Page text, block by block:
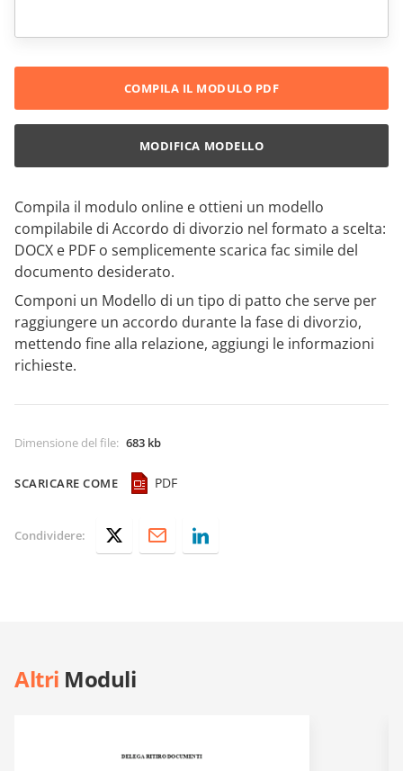
Compila il modulo online e ottieni un modello
compilabile di Accordo di divorzio nel formato a scelta:
DOCX e PDF o semplicemente scarica fac simile del
documento desiderato.
Componi un Modello di un tipo di patto che serve per
raggiungere un accordo durante la fase di divorzio,
mettendo fine alla relazione, aggiungi le informazioni
richieste.
Dimensione del file: 683 kb
SCARICARE COME PDF
COMPILA IL MODULO PDF
MODIFICA MODELLO
Condividere:
Altri Moduli